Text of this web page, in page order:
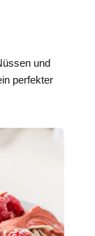
und
perfekter